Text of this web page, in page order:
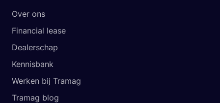
Over ons
Financial lease
Dealerschap
Kennisbank
Werken bij Tramag
Tramag blog